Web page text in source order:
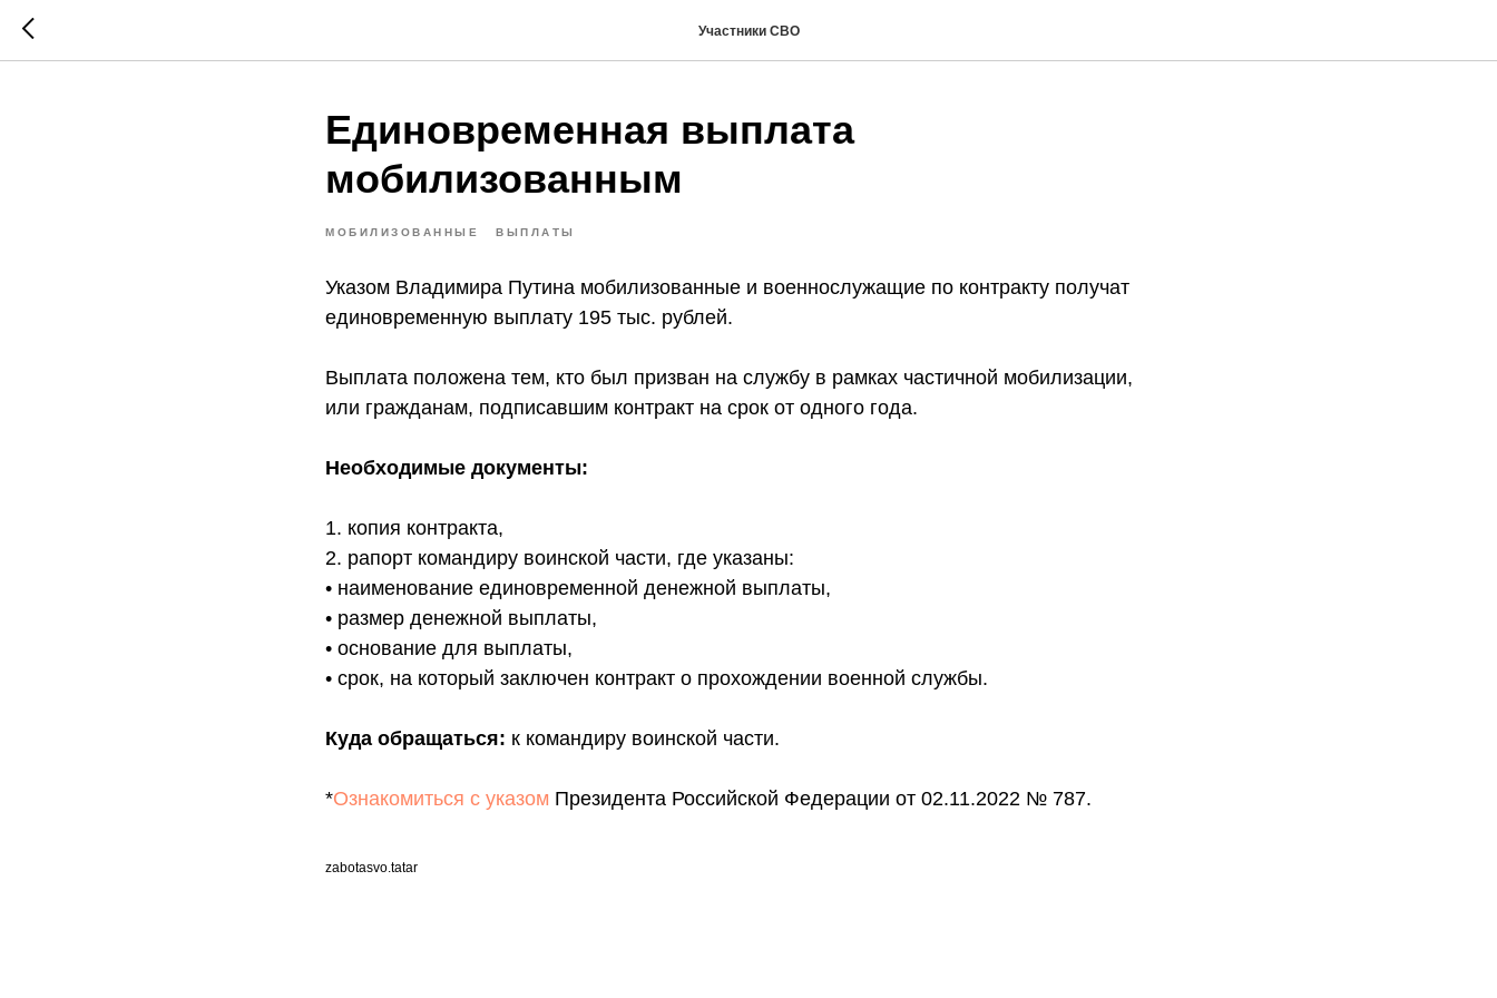
Участники СВО
Единовременная выплата
мобилизованным
МОБИЛИЗОВАННЫЕ ВЫПЛАТЫ
Указом Владимира Путина мобилизованные и военнослужащие по контракту получат
единовременную выплату 195 тыс. рублей.
Выплата положена тем, кто был призван на службу в рамках частичной мобилизации,
или гражданам, подписавшим контракт на срок от одного года.
Необходимые документы:
1. копия контракта,
2. рапорт командиру воинской части, где указаны:
• наименование единовременной денежной выплаты,
• размер денежной выплаты,
• основание для выплаты,
• срок, на который заключен контракт о прохождении военной службы.
Куда обращаться: к командиру воинской части.
*Ознакомиться с указом Президента Российской Федерации от 02.11.2022 № 787.
zabotasvo.tatar